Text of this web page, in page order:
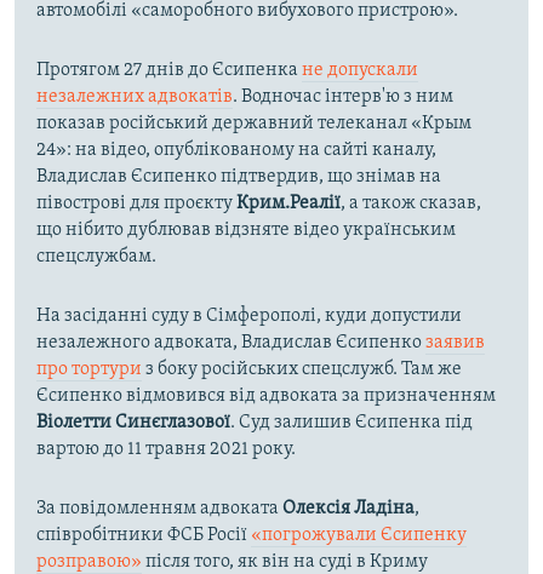
автомобілі «саморобного вибухового пристрою».
Протягом 27 днів до Єсипенка не допускали
незалежних адвокатів. Водночас інтерв'ю з ним
показав російський державний телеканал «Крым
24»: на відео, опублікованому на сайті каналу,
Владислав Єсипенко підтвердив, що знімав на
півострові для проєктуКрим.Реалії, а також сказав,
що нібито дублював відзняте відео українським
спецслужбам.
На засіданні суду в Сімферополі, куди допустили
незалежного адвоката, Владислав Єсипенкозаявив
про тортури з боку російських спецслужб. Там же
Єсипенко відмовився від адвоката за призначенням
Віолетти Синєглазової. Суд залишив Єсипенка під
вартою до 11 травня 2021 року.
За повідомленням адвоката Олексія Ладіна,
співробітники ФСБ Росії «погрожували Єсипенку
розправою» після того, як він на суді в Криму